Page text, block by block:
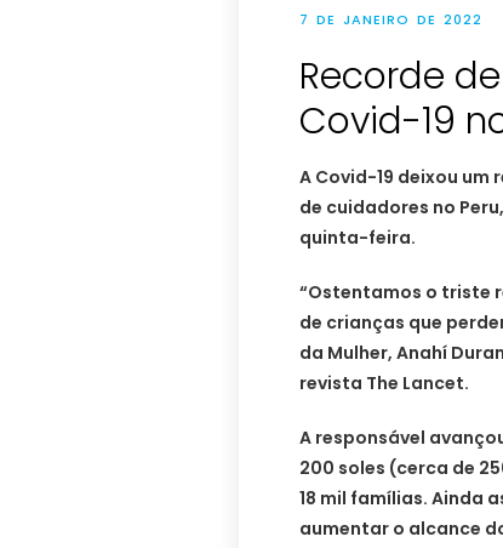
7 DE JANEIRO DE 2022
Recorde
Covid-19
A Covid-19 deixou um
de cuidadores no
quinta-feira.
“Ostentamos o triste
de crianças que
da Mulher, Anahí
revista The Lancet.
A responsável
200 soles (cerca de
18 mil famílias. Ainda
aumentar o alcance